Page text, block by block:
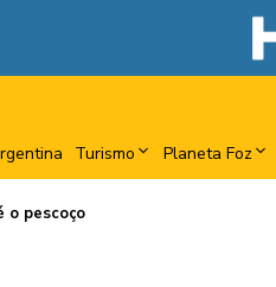
Turismo Planeta Foz
o pescoço